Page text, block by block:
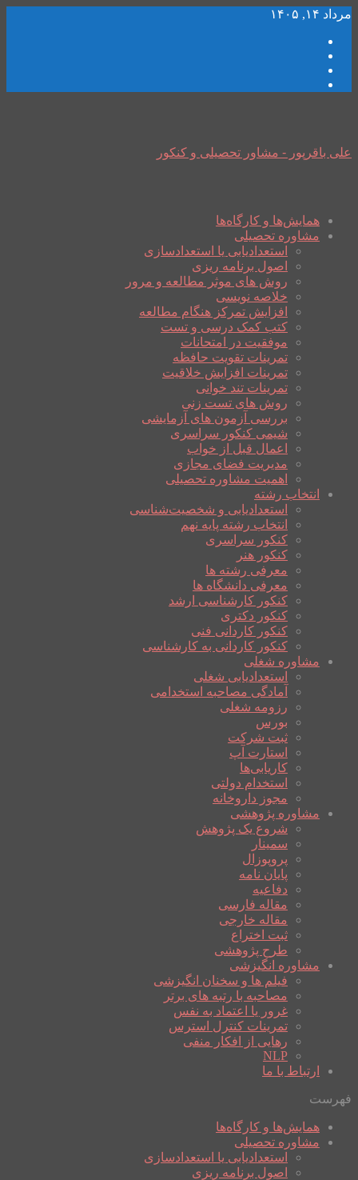
مرداد ۱۴, ۱۴۰۵
علی باقرپور - مشاور تحصیلی و کنکور
همایش‌ها و کارگاه‌ها
مشاوره تحصیلی
استعدادیابی یا استعدادسازی
اصول برنامه ریزی
روش های موثر مطالعه و مرور
خلاصه نویسی
افزایش تمرکز هنگام مطالعه
کتب کمک درسی و تست
موفقیت در امتحانات
تمرینات تقویت حافظه
تمرینات افزایش خلاقیت
تمرینات تند خوانی
روش های تست زنی
بررسی آزمون های آزمایشی
شیمی کنکور سراسری
اعمال قبل از خواب
مدیریت فضای مجازی
اهمیت مشاوره تحصیلی
انتخاب رشته
استعدادیابی و شخصیت‌شناسی
انتخاب رشته پایه نهم
کنکور سراسری
کنکور هنر
معرفی رشته ها
معرفی دانشگاه ها
کنکور کارشناسی ارشد
کنکور دکتری
کنکور کاردانی فنی
کنکور کاردانی به کارشناسی
مشاوره شغلی
استعدادیابی شغلی
آمادگی مصاحبه استخدامی
رزومه شغلی
بورس
ثبت شرکت
استارت آپ
کاریابی‌ها
استخدام دولتی
مجوز داروخانه
مشاوره پژوهشی
شروع یک پژوهش
سمینار
پروپوزال
پایان نامه
دفاعیه
مقاله فارسی
مقاله خارجی
ثبت اختراع
طرح پژوهشی
مشاوره انگیزشی
فیلم ها و سخنان انگیزشی
مصاحبه با رتبه های برتر
غرور یا اعتماد به نفس
تمرینات کنترل استرس
رهایی از افکار منفی
NLP
ارتباط با ما
فهرست
همایش‌ها و کارگاه‌ها
مشاوره تحصیلی
استعدادیابی یا استعدادسازی
اصول برنامه ریزی